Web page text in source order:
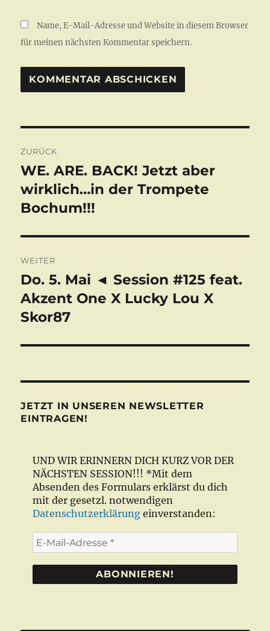
Name, E-Mail-Adresse und Website in diesem Browser
für meinen nächsten Kommentar speichern.
ZURÜCK
Vorheriger
Beitrag:
WE. ARE. BACK! Jetzt aber
wirklich…in der Trompete
Bochum!!!
WEITER
Nächster
Beitrag:
Do. 5. Mai ◄ Session #125 feat.
Akzent One X Lucky Lou X
Skor87
JETZT IN UNSEREN NEWSLETTER
EINTRAGEN!
UND WIR ERINNERN DICH KURZ VOR DER
NÄCHSTEN SESSION!!! *Mit dem
Absenden des Formulars erklärst du dich
mit der gesetzl. notwendigen
Datenschutzerklärung einverstanden:
E-
Mail-
Adresse